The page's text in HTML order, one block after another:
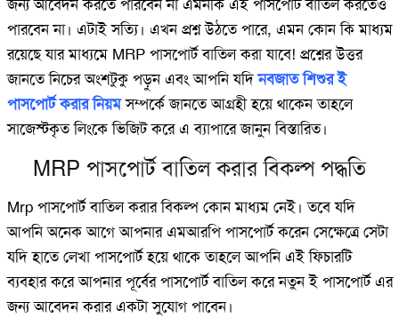
জন্য আবেদন করতে পারবেন না এমনকি এই পাসপোর্ট বাতিল করতেও
পারবেন না। এটাই সত্যি। এখন প্রশ্ন উঠতে পারে, এমন কোন কি মাধ্যম
রয়েছে যার মাধ্যমে MRP পাসপোর্ট বাতিল করা যাবে! প্রশ্নের উত্তর
জানতে নিচের অংশটুকু পড়ুন এবং আপনি যদিনবজাত শিশুর ই
পাসপোর্ট করার নিয়মসম্পর্কে জানতে আগ্রহী হয়ে থাকেন তাহলে
সাজেস্টকৃত লিংকে ভিজিট করে এ ব্যাপারে জানুন বিস্তারিত।
MRP পাসপোর্ট বাতিল করার বিকল্প পদ্ধতি
Mrp পাসপোর্ট বাতিল করার বিকল্প কোন মাধ্যম নেই। তবে যদি
আপনি অনেক আগে আপনার এমআরপি পাসপোর্ট করেন সেক্ষেত্রে সেটা
যদি হাতে লেখা পাসপোর্ট হয়ে থাকে তাহলে আপনি এই ফিচারটি
ব্যবহার করে আপনার পূর্বের পাসপোর্ট বাতিল করে নতুন ই পাসপোর্ট এর
জন্য আবেদন করার একটা সুযোগ পাবেন।